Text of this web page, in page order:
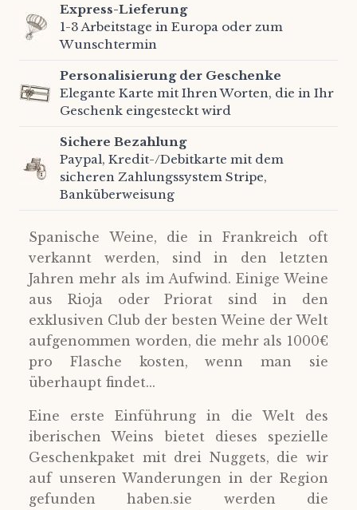
Express-Lieferung
1-3 Arbeitstage in Europa oder zum
Wunschtermin
Personalisierung der Geschenke
Elegante Karte mit Ihren Worten, die in Ihr
Geschenk eingesteckt wird
Sichere Bezahlung
Paypal, Kredit-/Debitkarte mit dem
sicheren Zahlungssystem Stripe,
Banküberweisung
Spanische Weine, die in Frankreich oft
verkannt werden, sind in den letzten
Jahren mehr als im Aufwind. Einige Weine
aus Rioja oder Priorat sind in den
exklusiven Club der besten Weine der Welt
aufgenommen worden, die mehr als 1000€
pro Flasche kosten, wenn man sie
überhaupt findet...
Eine erste Einführung in die Welt des
iberischen Weins bietet dieses spezielle
Geschenkpaket mit drei Nuggets, die wir
auf unseren Wanderungen in der Region
gefunden haben.sie werden die